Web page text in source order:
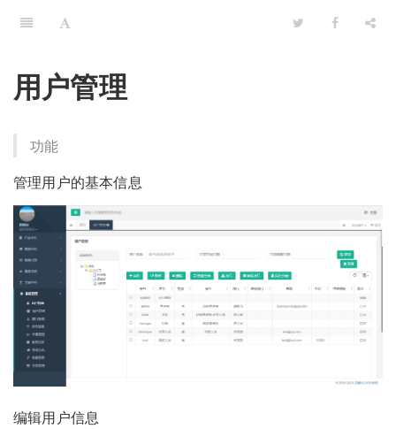
用户管理
功能
管理用户的基本信息
编辑用户信息